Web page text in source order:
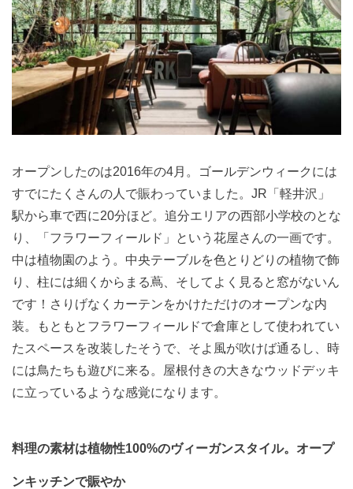
オープンしたのは2016年の4月。ゴールデンウィークには
すでにたくさんの人で賑わっていました。 JR「軽井沢」
駅から車で西に20分ほど。追分エリアの西部小学校のとな
り、「フラワーフィールド」という花屋さんの一画です。
中は植物園のよう。中央テーブルを色とりどりの植物で飾
り、柱には細くからまる蔦、そしてよく見ると窓がないん
です！さりげなくカーテンをかけただけのオープンな内
装。
もともとフラワーフィールドで倉庫として使われてい
たスペースを改装したそうで、そよ風が吹けば通るし、時
には鳥たちも遊びに来る。屋根付きの大きなウッドデッキ
に立っているような感覚になります。
料理の素材は植物性100%のヴィーガンスタイル。オープ
ンキッチンで賑やか